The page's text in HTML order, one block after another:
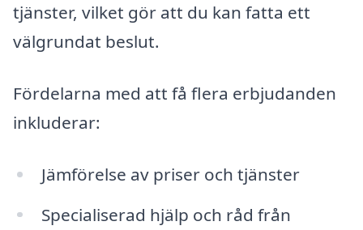
tjänster, vilket gör att du kan fatta ett
välgrundat beslut.
Fördelarna med att få flera erbjudanden
inkluderar:
Jämförelse av priser och tjänster
Specialiserad hjälp och råd från